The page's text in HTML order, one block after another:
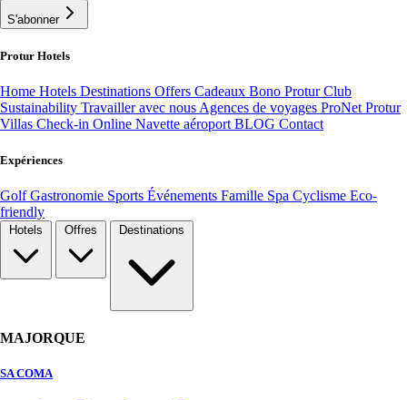
S'abonner
Protur Hotels
Home Hotels Destinations Offers Cadeaux Bono Protur Club
Sustainability Travailler avec nousAgences de voyages ProNetProtur
Villas Check-in Online Navette aéroportBLOG Contact
Expériences
GolfGastronomie Sports Événements Famille Spa Cyclisme Eco-
friendly
MAJORQUE
SA COMA